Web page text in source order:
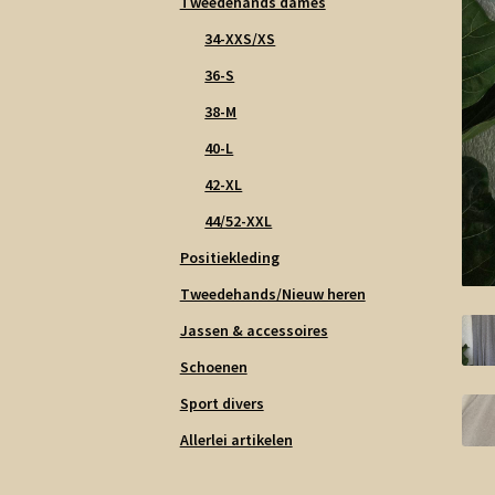
34-XXS/XS
36-S
38-M
40-L
42-XL
44/52-XXL
Positiekleding
Tweedehands/Nieuw heren
Jassen & accessoires
Schoenen
Sport divers
Allerlei artikelen